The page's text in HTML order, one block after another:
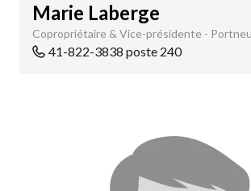
Marie Laberge
Copropriétaire & Vice-présidente -
41-822-3838 poste 240